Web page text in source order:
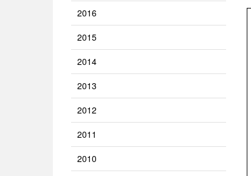
2016
2015
2014
2013
2012
2011
2010